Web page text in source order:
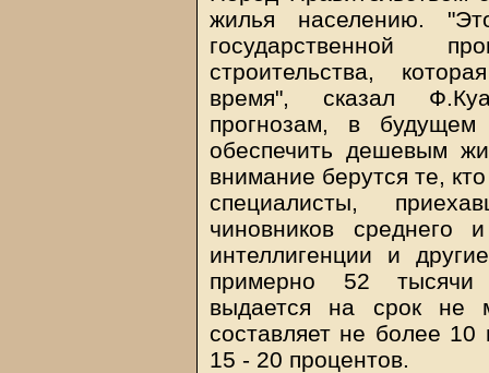
жилья населению.
государственной
строительства,
время", сказал
прогнозам, в будущем
обеспечить дешевым
внимание берутся те,
специалисты,
чиновников среднего
интеллигенции и
примерно 52 тысячи
выдается на срок не
составляет не более 10
15 - 20 процентов.